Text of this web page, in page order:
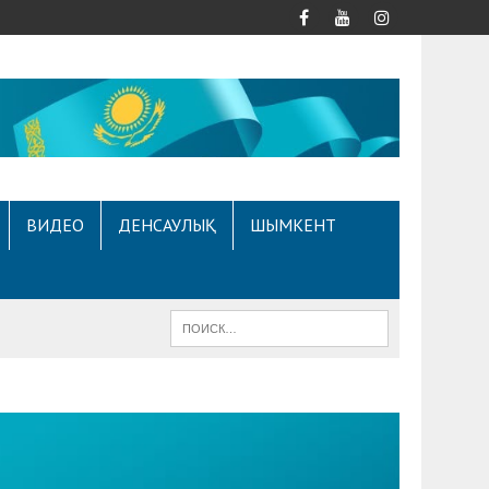
ВИДЕО ДЕНСАУЛЫҚ ШЫМКЕНТ